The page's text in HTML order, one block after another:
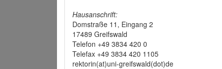
Hausanschrift:
Domstraße 11, Eingang 2
17489 Greifswald
Telefon +49 3834 420 0
Telefax +49 3834 420 1105
rektorin(at)uni-greifswald(dot)de